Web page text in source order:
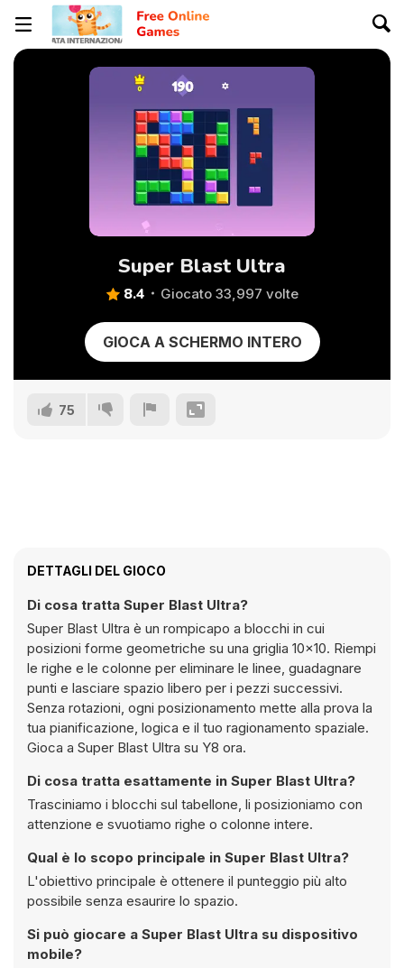
Super Blast Ultra
8.4 Giocato 33,997 volte
GIOCA A SCHERMO INTERO
75
DETTAGLI DEL GIOCO
Di cosa tratta Super Blast Ultra?
Super Blast Ultra è un rompicapo a blocchi in cui
posizioni forme geometriche su una griglia 10x10. Riempi
le righe e le colonne per eliminare le linee, guadagnare
punti e lasciare spazio libero per i pezzi successivi.
Senza rotazioni, ogni posizionamento mette alla prova la
tua pianificazione, logica e il tuo ragionamento spaziale.
Gioca a Super Blast Ultra su Y8 ora.
Di cosa tratta esattamente in Super Blast Ultra?
Trasciniamo i blocchi sul tabellone, li posizioniamo con
attenzione e svuotiamo righe o colonne intere.
Qual è lo scopo principale in Super Blast Ultra?
L'obiettivo principale è ottenere il punteggio più alto
possibile senza esaurire lo spazio.
Si può giocare a Super Blast Ultra su dispositivo
mobile?